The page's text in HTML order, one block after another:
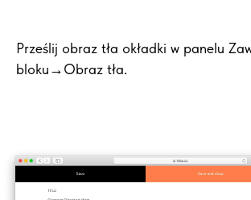
Prześlij obraz tła okładki w panelu
bloku→Obraz tła.